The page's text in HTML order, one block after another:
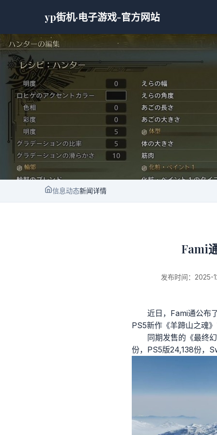
yp街机·电子游戏-官方网站
信息动态新闻详情
Fami
发布时间：2025-
近日，Fami通公布
PS5新作《羊蹄山之魂
同期发售的《最终
份，PS5版24,138份，